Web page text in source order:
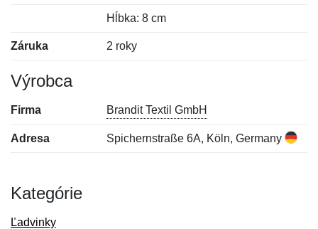
Hĺbka: 8 cm
Záruka 2 roky
Výrobca
Firma Brandit Textil GmbH
Adresa Spichernstraße 6A, Köln, Germany
Kategórie
Ľadvinky